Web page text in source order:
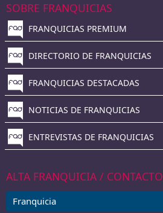
SOBRE FRANQUICIAS
FRANQUICIAS PREMIUM
DIRECTORIO DE FRANQUICIAS
FRANQUICIAS DESTACADAS
NOTICIAS DE FRANQUICIAS
ENTREVISTAS DE FRANQUICIAS
ALTA FRANQUICIA / CONTACTO